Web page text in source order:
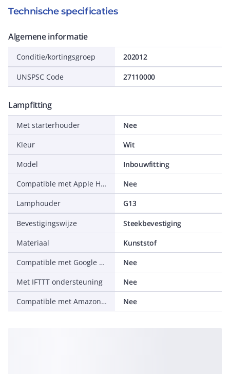
Technische specificaties
Algemene informatie
Conditie/kortingsgroep 202012
UNSPSC Code 27110000
Lampfitting
Met starterhouder
Nee
Kleur
Wit
Model
Inbouwfitting
Compatible met Apple HomeKit
Nee
Lamphouder
G13
Bevestigingswijze
Steekbevestiging
Materiaal
Kunststof
Compatible met Google Assistant
Nee
Met IFTTT ondersteuning
Nee
Compatible met Amazon Alexa
Nee